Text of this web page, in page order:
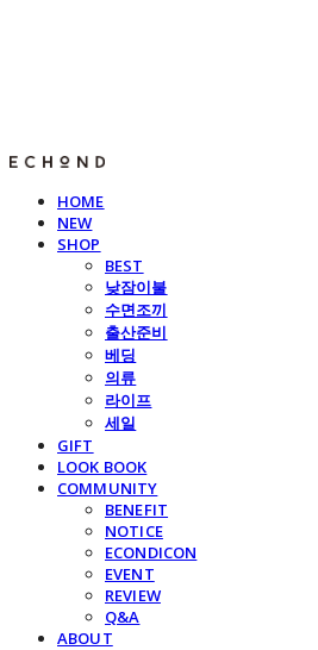
HOME
NEW
SHOP
BEST
낮잠이불
수면조끼
출산준비
베딩
의류
라이프
세일
GIFT
LOOK BOOK
COMMUNITY
BENEFIT
NOTICE
ECONDICON
EVENT
REVIEW
Q&A
ABOUT